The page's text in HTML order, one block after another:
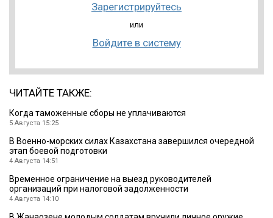
Зарегистрируйтесь
или
Войдите в систему
ЧИТАЙТЕ ТАКЖЕ:
Когда таможенные сборы не уплачиваются
5 Августа 15:25
В Военно-морских силах Казахстана завершился очередной
этап боевой подготовки
4 Августа 14:51
Временное ограничение на выезд руководителей
организаций при налоговой задолженности
4 Августа 14:10